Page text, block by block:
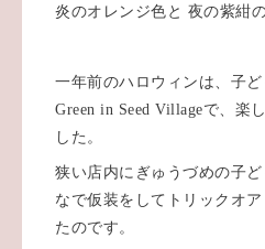
炎のオレンジ色と 夜の紫紺
一年前のハロウィンは、子
Green in Seed Villageで、楽
した。
狭い店内にぎゅうづめの子
なで仮装をしてトリックオ
たのです。